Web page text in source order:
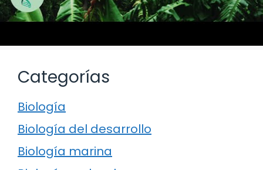
Categorías
Biología
Biología del desarrollo
Biología marina